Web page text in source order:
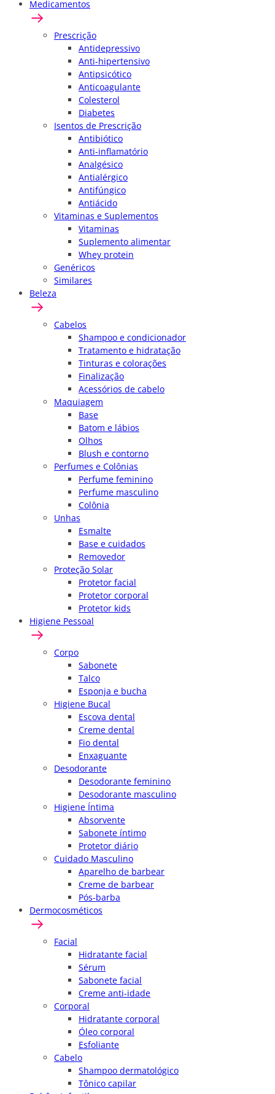
Medicamentos
Prescrição
Antidepressivo
Anti-hipertensivo
Antipsicótico
Anticoagulante
Colesterol
Diabetes
Isentos de Prescrição
Antibiótico
Anti-inflamatório
Analgésico
Antialérgico
Antifúngico
Antiácido
Vitaminas e Suplementos
Vitaminas
Suplemento alimentar
Whey protein
Genéricos
Similares
Beleza
Cabelos
Shampoo e condicionador
Tratamento e hidratação
Tinturas e colorações
Finalização
Acessórios de cabelo
Maquiagem
Base
Batom e lábios
Olhos
Blush e contorno
Perfumes e Colônias
Perfume feminino
Perfume masculino
Colônia
Unhas
Esmalte
Base e cuidados
Removedor
Proteção Solar
Protetor facial
Protetor corporal
Protetor kids
Higiene Pessoal
Corpo
Sabonete
Talco
Esponja e bucha
Higiene Bucal
Escova dental
Creme dental
Fio dental
Enxaguante
Desodorante
Desodorante feminino
Desodorante masculino
Higiene Íntima
Absorvente
Sabonete íntimo
Protetor diário
Cuidado Masculino
Aparelho de barbear
Creme de barbear
Pós-barba
Dermocosméticos
Facial
Hidratante facial
Sérum
Sabonete facial
Creme anti-idade
Corporal
Hidratante corporal
Óleo corporal
Esfoliante
Cabelo
Shampoo dermatológico
Tônico capilar